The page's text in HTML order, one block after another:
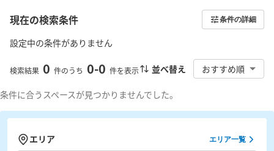
現在の検索条件 条件の詳細
設定中の条件がありません
検索結果 0 件のうち 0-0 件を表示 並べ替え おすすめ順
条件に合うスペースが見つかりませんでした。
エリア エリア一覧